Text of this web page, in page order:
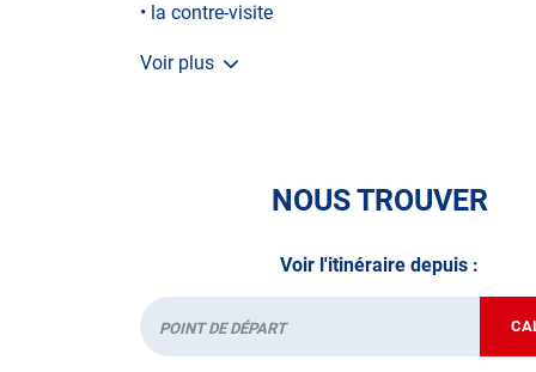
• la contre-visite
• le contrôle pollution
N’attendez plus pour votre sécurité et faire
contrôle technique.
A très bientôt chezAUTOSUR COURNON.
Voir plus
NOUS TROUVER
Voir l'itinéraire depuis :
Départ